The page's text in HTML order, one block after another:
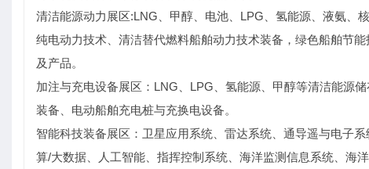
清洁能源动力展区:LNG、甲醇、电池、LPG、氢能源、液氨、
纯电动力技术、清洁替代燃料船舶动力技术装备，绿色船舶节
及产品。
加注与充电设备展区：LNG、LPG、氢能源、甲醇等清洁能源
装备、电动船舶充电桩与充换电设备。
智能科技装备展区：卫星应用系统、雷达系统、通导遥与电子
算/大数据、人工智能、指挥控制系统、海洋监测信息系统、海